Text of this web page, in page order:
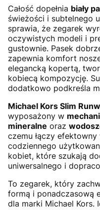
Całość dopełnia biały
świeżości i subtelnego
sprawia, że zegarek
oczywistych modeli i
gustownie. Pasek
zapewnia komfort
elegancką kopertą,
kobiecą kompozycję.
dodatkowo podkreśla
Michael Kors Slim
wyposażony w
mineralne oraz
czemu łączy
codziennego
kobiet, które szukają
uniwersalnego i
To zegarek, który
formą i ponadczasową
dla marki Michael Kors.